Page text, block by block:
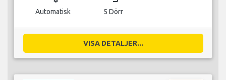
Automatisk 5 Dörr
VISA DETALJER...